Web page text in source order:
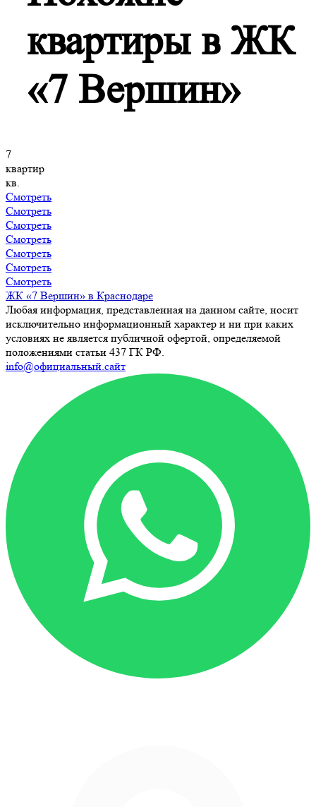
квартиры в ЖК
«7 Вершин»
7
квартир
кв.
Смотреть
Смотреть
Смотреть
Смотреть
Смотреть
Смотреть
Смотреть
ЖК «7 Вершин» в Краснодаре
Любая информация, представленная на данном сайте, носит
исключительно информационный характер и ни при каких
условиях не является публичной офертой, определяемой
положениями статьи 437 ГК РФ.
info@официальный.сайт